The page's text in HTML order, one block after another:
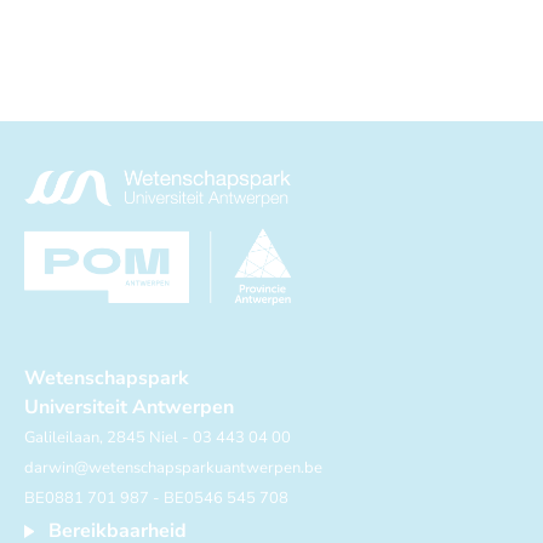
Wetenschapspark
Universiteit Antwerpen
Galileilaan, 2845 Niel - 03 443 04 00
darwin@wetenschapsparkuantwerpen.be
BE0881 701 987 - BE0546 545 708
Bereikbaarheid